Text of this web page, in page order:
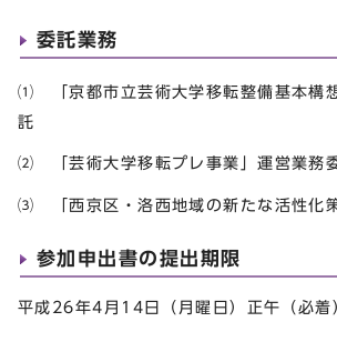
委託業務
⑴ 「京都市立芸術大学移転整備基本構
託
⑵ 「芸術大学移転プレ事業」運営業務
⑶ 「西京区・洛西地域の新たな活性化
参加申出書の提出期限
平成26年4月14日（月曜日）正午（必着